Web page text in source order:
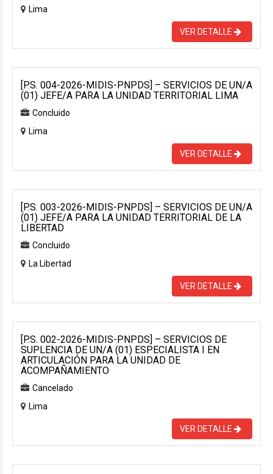
Lima
VER DETALLE
[P.S. 004-2026-MIDIS-PNPDS] – SERVICIOS DE UN/A
(01) JEFE/A PARA LA UNIDAD TERRITORIAL LIMA
Concluido
Lima
VER DETALLE
[P.S. 003-2026-MIDIS-PNPDS] – SERVICIOS DE UN/A
(01) JEFE/A PARA LA UNIDAD TERRITORIAL DE LA
LIBERTAD
Concluido
La Libertad
VER DETALLE
[P.S. 002-2026-MIDIS-PNPDS] – SERVICIOS DE
SUPLENCIA DE UN/A (01) ESPECIALISTA I EN
ARTICULACIÓN PARA LA UNIDAD DE
ACOMPAÑAMIENTO
Cancelado
Lima
VER DETALLE